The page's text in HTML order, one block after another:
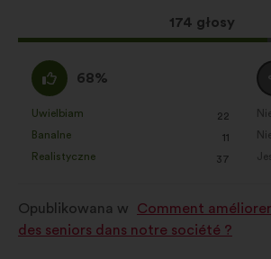
Ta
propozycja
174 głosy
następująco:
Zgadzam
się
:
68%
w
kategorii:
Uwielbiam
: 22
razy
Banalne
: 11
razy
Realistyczne
: 37
razy
się
:
w
:
:
:
Opublikowana w
Comment
des seniors dans notre société ?